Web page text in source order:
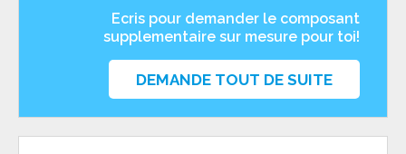
Ecris pour demander le composant
supplementaire sur mesure pour toi!
DEMANDE TOUT DE SUITE